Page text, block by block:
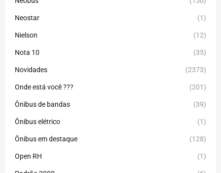
Neostar (1)
Nielson (12)
Nota 10 (35)
Novidades (2373)
Onde está você ??? (201)
Ônibus de bandas (39)
Ônibus elétrico (1)
Ônibus em destaque (128)
Open RH (1)